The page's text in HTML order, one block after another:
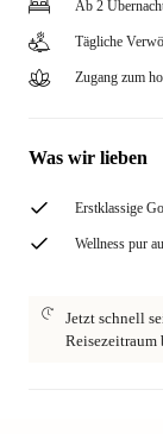
Ab 2
Tägliche
Zugang zum
Was wir lieben
Erstklassige
Wellness pur
Jetzt schnell
Reisezeitraum